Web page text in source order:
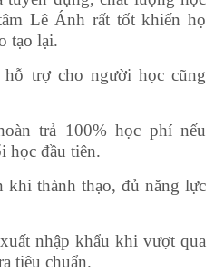
Lê Ánh rất tốt khiến họ
tạo lại.
trợ cho người học cũng
trả 100% học phí nếu
học đầu tiên.
khi thành thạo, đủ năng lực
nhập khẩu khi vượt qua
tiêu chuẩn.